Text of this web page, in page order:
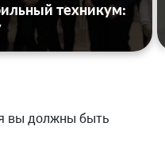
техникум:
вы должны быть